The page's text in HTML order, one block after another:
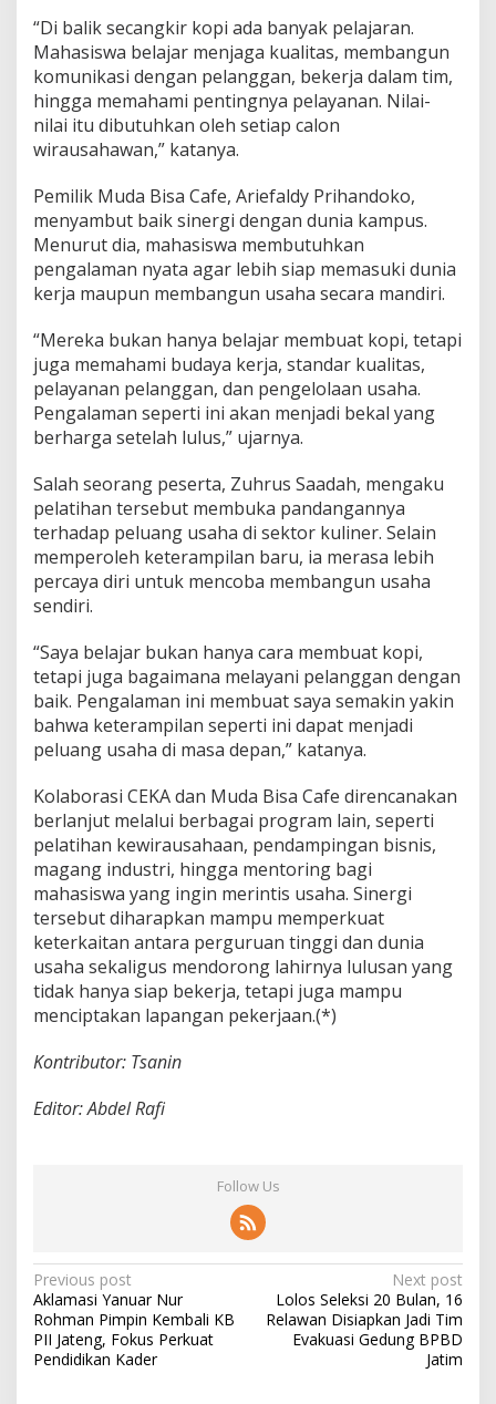
“Di balik secangkir kopi ada banyak pelajaran.
Mahasiswa belajar menjaga kualitas, membangun
komunikasi dengan pelanggan, bekerja dalam tim,
hingga memahami pentingnya pelayanan. Nilai-
nilai itu dibutuhkan oleh setiap calon
wirausahawan,” katanya.
Pemilik Muda Bisa Cafe, Ariefaldy Prihandoko,
menyambut baik sinergi dengan dunia kampus.
Menurut dia, mahasiswa membutuhkan
pengalaman nyata agar lebih siap memasuki dunia
kerja maupun membangun usaha secara mandiri.
“Mereka bukan hanya belajar membuat kopi, tetapi
juga memahami budaya kerja, standar kualitas,
pelayanan pelanggan, dan pengelolaan usaha.
Pengalaman seperti ini akan menjadi bekal yang
berharga setelah lulus,” ujarnya.
Salah seorang peserta, Zuhrus Saadah, mengaku
pelatihan tersebut membuka pandangannya
terhadap peluang usaha di sektor kuliner. Selain
memperoleh keterampilan baru, ia merasa lebih
percaya diri untuk mencoba membangun usaha
sendiri.
“Saya belajar bukan hanya cara membuat kopi,
tetapi juga bagaimana melayani pelanggan dengan
baik. Pengalaman ini membuat saya semakin yakin
bahwa keterampilan seperti ini dapat menjadi
peluang usaha di masa depan,” katanya.
Kolaborasi CEKA dan Muda Bisa Cafe direncanakan
berlanjut melalui berbagai program lain, seperti
pelatihan kewirausahaan, pendampingan bisnis,
magang industri, hingga mentoring bagi
mahasiswa yang ingin merintis usaha. Sinergi
tersebut diharapkan mampu memperkuat
keterkaitan antara perguruan tinggi dan dunia
usaha sekaligus mendorong lahirnya lulusan yang
tidak hanya siap bekerja, tetapi juga mampu
menciptakan lapangan pekerjaan.(*)
Kontributor: Tsanin
Editor: Abdel Rafi
Follow Us
P
o
s
Previous post
Aklamasi Yanuar Nur
Rohman Pimpin Kembali KB
PII Jateng, Fokus Perkuat
Pendidikan Kader
Next post
Lolos Seleksi 20 Bulan, 16
Relawan Disiapkan Jadi Tim
Evakuasi Gedung BPBD
Jatim